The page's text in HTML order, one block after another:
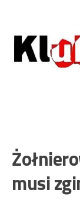
to
content
musi